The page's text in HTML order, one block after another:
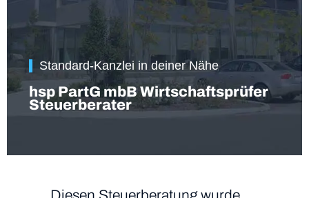
Standard-Kanzlei in deiner Nähe
hsp PartG mbB Wirtschaftsprüfer
Steuerberater